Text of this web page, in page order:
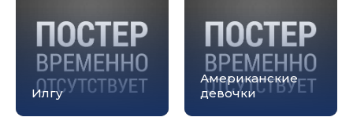
Илгу
Американские
девочки